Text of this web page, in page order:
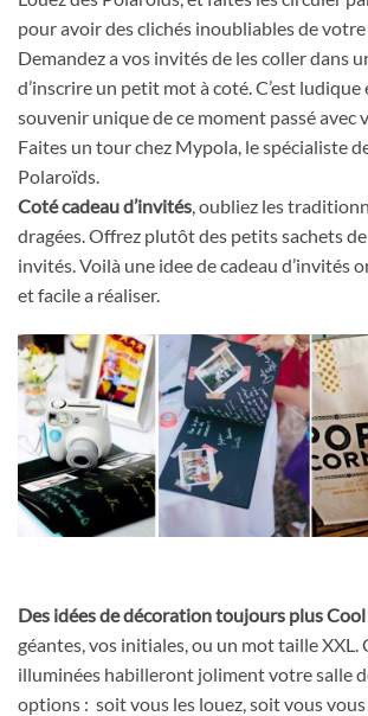
pour avoir des clichés inoubliables de
Demandez a vos invités de les coller dans
d’inscrire un petit mot à coté. C’est ludique
souvenir unique de ce moment passé avec
Faites un tour chez Mypola, le spécialiste
Polaroïds.
Coté cadeau d’invités, oubliez les
dragées. Offrez plutôt des petits sachets
invités. Voilà une idee de cadeau d’invités
et facile a réaliser.
Des idées de décoration toujours plus Cool
géantes, vos initiales, ou un mot taille XXL.
illuminées habilleront joliment votre salle
options : soit vous les louez, soit vous